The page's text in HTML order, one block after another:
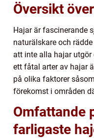
Översikt
Hajar är fascinerande
naturälskare och
att inte alla hajar
ett fåtal arter av hajar
på olika faktorer
förekomst i områden
Omfattande
farligaste